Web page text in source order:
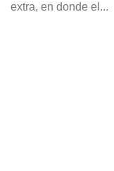
extra, en donde el...